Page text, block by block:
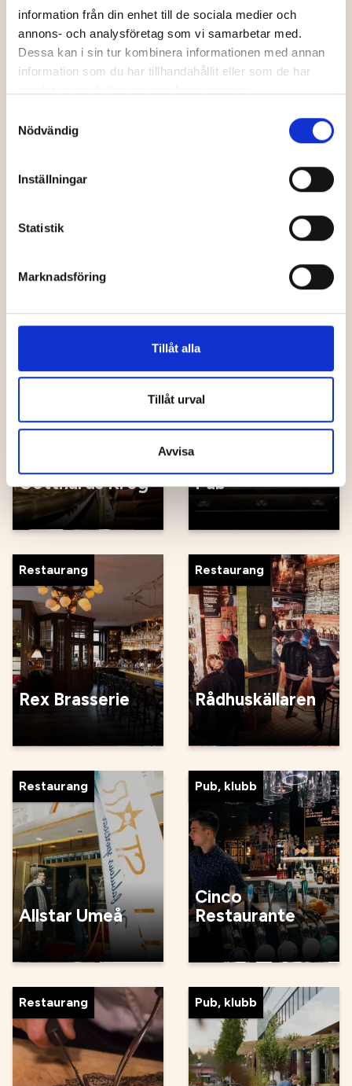
information från din enhet till de sociala medier och
annons- och analysföretag som vi samarbetar med.
Dessa kan i sin tur kombinera informationen med annan
information som du har tillhandahållit eller som de har
Nödvändig
Inställningar
Statistik
Marknadsföring
Tillåt alla
Tillåt urval
Avvisa
Här hittar du fler ställen att
besöka
Pub, klubb
Bodegan
Gotthards Krog
Restaurang
Pub
Restaurang
Rex Brasserie
Restaurang
Rådhuskällaren
Restaurang
Allstar Umeå
Pub, klubb
Cinco
Restaurante
Restaurang Pub, klubb